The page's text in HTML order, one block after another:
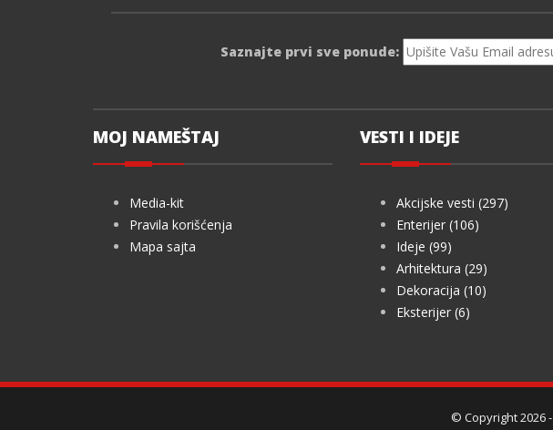
Saznajte prvi sve ponude:
MOJ NAMEŠTAJ
Media-kit
Pravila korišćenja
Mapa sajta
VESTI I IDEJE
Akcijske vesti (297)
Enterijer (106)
Ideje (99)
Arhitektura (29)
Dekoracija (10)
Eksterijer (6)
© Copyright 2026 -